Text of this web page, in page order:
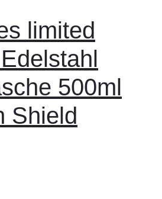
limited
500ml
Shield